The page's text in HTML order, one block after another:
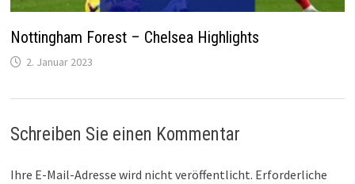
Nottingham Forest – Chelsea Highlights
2. Januar 2023
Schreiben Sie einen Kommentar
Ihre E-Mail-Adresse wird nicht veröffentlicht. Erforderliche